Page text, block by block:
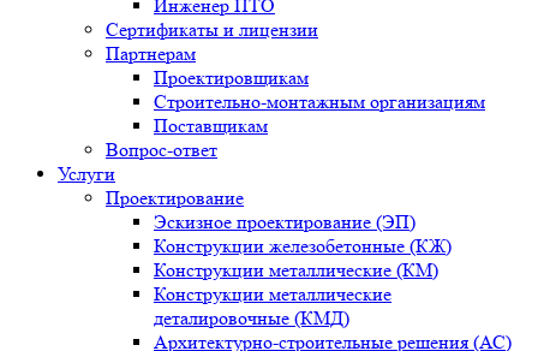
Инженер ПТО
Сертификаты и лицензии
Партнерам
Проектировщикам
Строительно-монтажным организациям
Поставщикам
Вопрос-ответ
Услуги
Проектирование
Эскизное проектирование (ЭП)
Конструкции железобетонные (КЖ)
Конструкции металлические (КМ)
Конструкции металлические
деталировочные (КМД)
Архитектурно-строительные решения (АС)